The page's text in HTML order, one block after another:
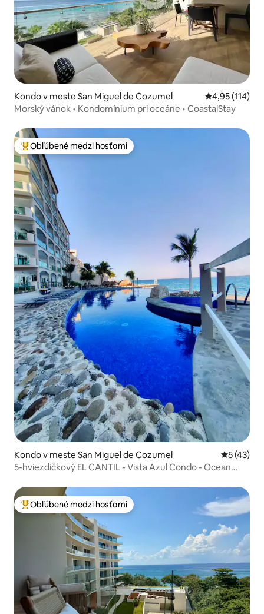
Kondo v meste San Miguel de Cozumel Priemerné
4,95 (114)
Morský vánok • Kondomínium pri oceáne • CoastalStay
Najobľúbenejšie medzi hosťami
Obľúbené medzi hosťami
Kondo v meste San Miguel de Cozumel
5 (43)
5-hviezdičkový EL CANTIL - Vista Azul Condo - Ocean
Najobľúbenejšie medzi hosťami
Obľúbené medzi hosťami